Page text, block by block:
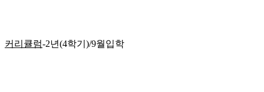
커리큘럼-2년(4학기)/9월입학